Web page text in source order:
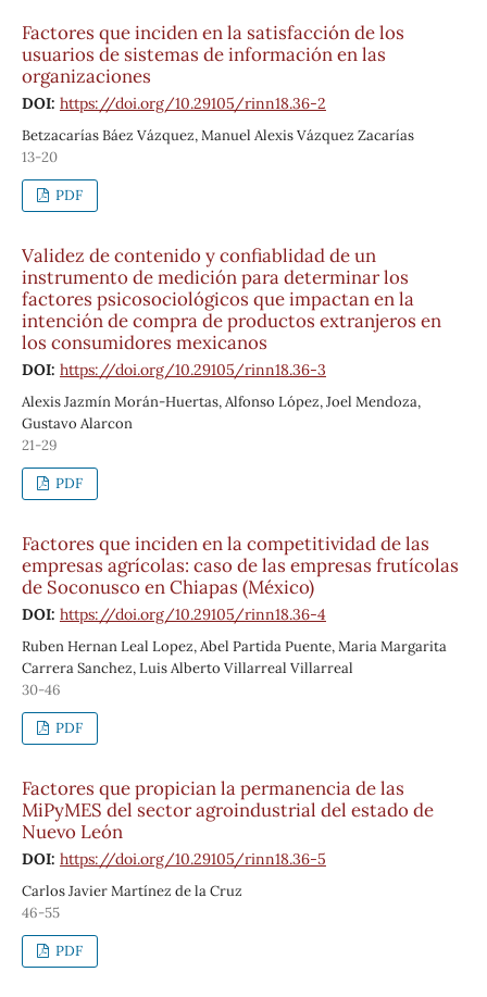
Factores que inciden en la satisfacción de los
usuarios de sistemas de información en las
organizaciones
DOI: https://doi.org/10.29105/rinn18.36-2
Betzacarías Báez Vázquez, Manuel Alexis Vázquez Zacarías
13-20
PDF
Validez de contenido y confiablidad de un
instrumento de medición para determinar los
factores psicosociológicos que impactan en la
intención de compra de productos extranjeros en
los consumidores mexicanos
DOI: https://doi.org/10.29105/rinn18.36-3
Alexis Jazmín Morán-Huertas, Alfonso López, Joel Mendoza,
Gustavo Alarcon
21-29
PDF
Factores que inciden en la competitividad de las
empresas agrícolas: caso de las empresas frutícolas
de Soconusco en Chiapas (México)
DOI: https://doi.org/10.29105/rinn18.36-4
Ruben Hernan Leal Lopez, Abel Partida Puente, Maria Margarita
Carrera Sanchez, Luis Alberto Villarreal Villarreal
30-46
PDF
Factores que propician la permanencia de las
MiPyMES del sector agroindustrial del estado de
Nuevo León
DOI: https://doi.org/10.29105/rinn18.36-5
Carlos Javier Martínez de la Cruz
46-55
PDF